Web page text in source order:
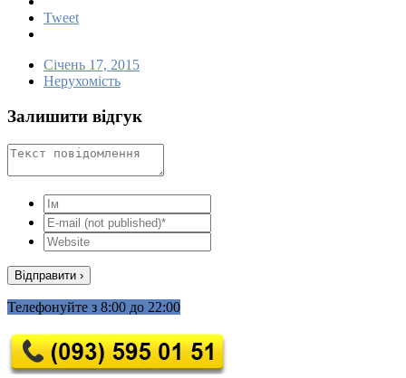
Tweet
Січень 17, 2015
Нерухомість
Залишити відгук
Телефонуйте з 8:00 до 22:00